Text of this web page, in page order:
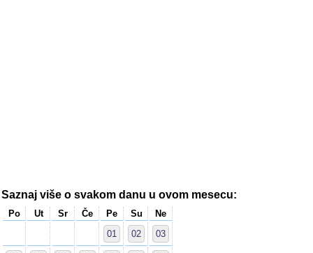
Saznaj više o svakom danu u ovom mesecu:
Po Ut Sr Če Pe Su
Ne
01
02 03